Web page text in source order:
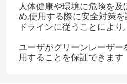
人体健康や環境に危険を
め,使用する際に安全対策
ドラインに従うことにより,
ユーザがグリーンレーザー
用することを保証できます